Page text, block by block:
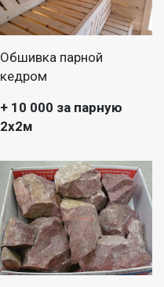
Обшивка парной
кедром
+ 10 000 за парную
2х2м